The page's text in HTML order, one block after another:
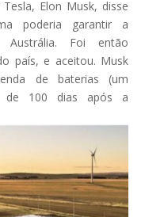
Elon Musk, disse
poderia garantir a
Austrália. Foi então
país, e aceitou. Musk
de baterias (um
de 100 dias após a